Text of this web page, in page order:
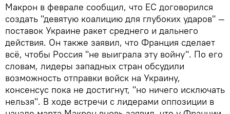
Макрон в феврале сообщил, что ЕС договорился
создать "девятую коалицию для глубоких ударов" —
поставок Украине ракет среднего и дальнего
действия. Он также заявил, что Франция сделает
всё, чтобы Россия "не выиграла эту войну". По его
словам, лидеры западных стран обсудили
возможность отправки войск на Украину,
консенсус пока не достигнут, "но ничего исключать
нельзя". В ходе встречи с лидерами оппозиции в